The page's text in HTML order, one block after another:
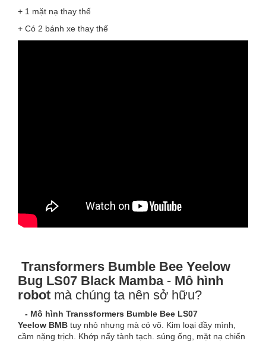
+ 1 mặt nạ thay thế
+ Có 2 bánh xe thay thế
Transformers Bumble Bee Yeelow
Bug LS07 Black Mamba- Mô hình
robot mà chúng ta nên sở hữu?
- Mô hình Transsformers Bumble Bee LS07
Yeelow BMB tuy nhỏ nhưng mà có võ. Kim loại đầy mình,
cầm nặng trịch. Khớp nẩy tành tạch. súng ống, mặt nạ chiến